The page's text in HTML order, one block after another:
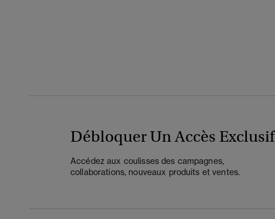
Débloquer Un Accès Exclusif
Accédez aux coulisses des campagnes,
collaborations, nouveaux produits et ventes.